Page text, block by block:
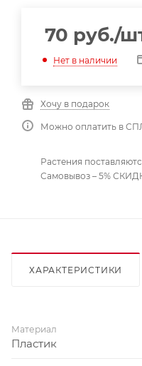
70 руб./
Нет в наличии
Хочу в подарок
Можно оплатить в
Растения
Самовывоз – 5%
ХАРАКТЕРИСТИКИ
Материал
Пластик